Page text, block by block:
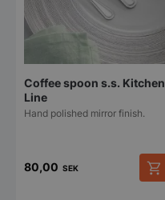
Coffee spoon s.s. Kitchen
Line
Hand polished mirror finish.
80,00 SEK